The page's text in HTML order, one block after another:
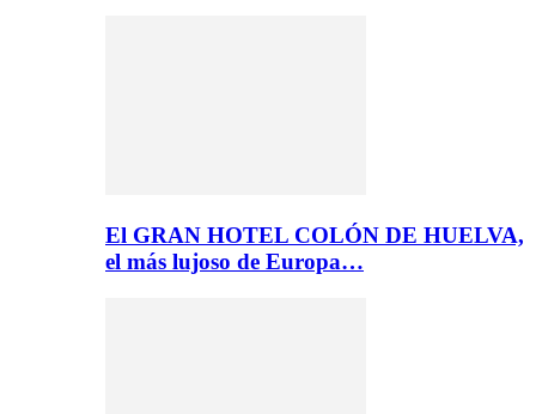
El GRAN HOTEL COLÓN DE HUELVA,
el más lujoso de Europa…